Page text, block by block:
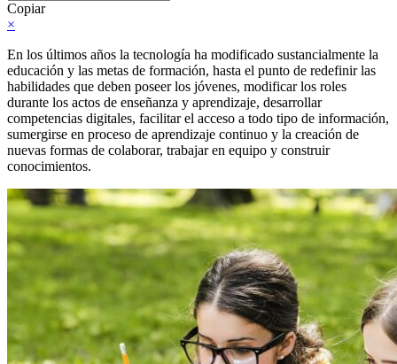
Copiar
×
En los últimos años la tecnología ha modificado sustancialmente la
educación y las metas de formación, hasta el punto de redefinir las
habilidades que deben poseer los jóvenes, modificar los roles
durante los actos de enseñanza y aprendizaje, desarrollar
competencias digitales, facilitar el acceso a todo tipo de información,
sumergirse en proceso de aprendizaje continuo y la creación de
nuevas formas de colaborar, trabajar en equipo y construir
conocimientos.